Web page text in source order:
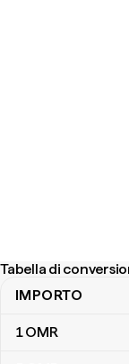
Tabella di
Tabella di
IMPORTO
1OMR